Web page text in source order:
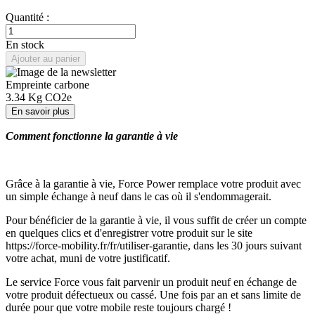
Quantité :
En stock
Ajouter au panier
Empreinte carbone
3.34 Kg CO2e
En savoir plus
Comment fonctionne la garantie à vie
Grâce à la garantie à vie, Force Power remplace votre produit avec
un simple échange à neuf dans le cas où il s'endommagerait.
Pour bénéficier de la garantie à vie, il vous suffit de créer un compte
en quelques clics et d'enregistrer votre produit sur le site
https://force-mobility.fr/fr/utiliser-garantie, dans les 30 jours suivant
votre achat, muni de votre justificatif.
Le service Force vous fait parvenir un produit neuf en échange de
votre produit défectueux ou cassé. Une fois par an et sans limite de
durée pour que votre mobile reste toujours chargé !